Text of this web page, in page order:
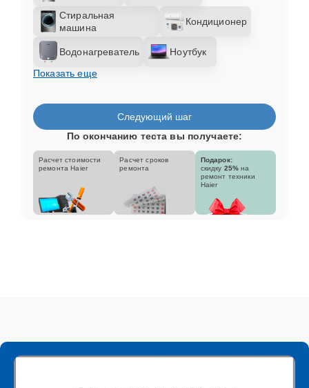
Стиральная
машина
Кондиционер
Водонагреватель
Ноутбук
Показать еще
Следующий шаг
По окончанию теста вы получаете:
Расчет стоимости
ремонта Haier
Расчет сроков
ремонта
Подарок:
скидку 25% на
ремонт техники
Haier